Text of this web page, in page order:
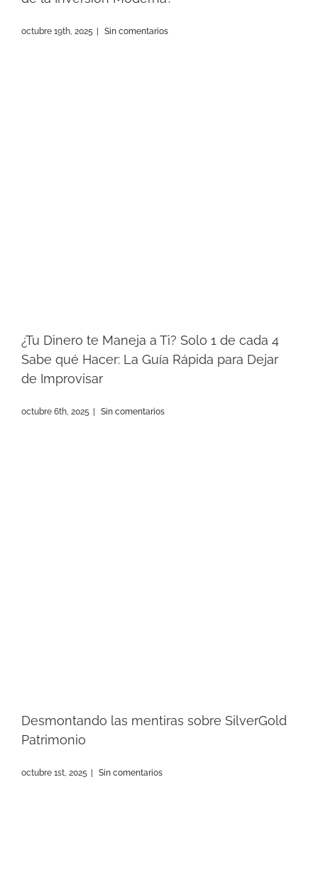
octubre 19th, 2025 | Sin comentarios
¿Tu Dinero te Maneja a Ti? Solo 1 de cada 4
Sabe qué Hacer: La Guía Rápida para Dejar
de Improvisar
octubre 6th, 2025 | Sin comentarios
Desmontando las mentiras sobre SilverGold
Patrimonio
octubre 1st, 2025 | Sin comentarios